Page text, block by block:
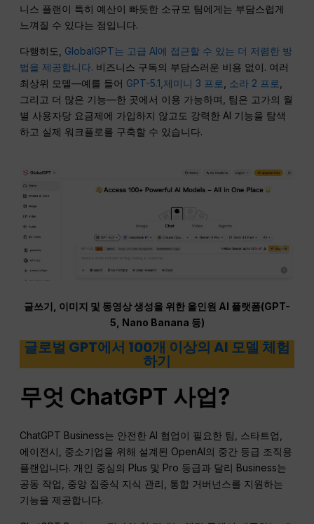
니스 플랜이 특히 예산이 빠듯한 소규모 팀에게는 부담스럽게
느껴질 수 있다는 점입니다.
다행히도, GlobalGPT는 고급 AI에 접근할 수 있는 더 저렴한 방
법을 제공합니다. 비즈니스 구독의 부담스러운 비용 없이. 여러
최상위 모델—예를 들어 GPT-5.1,제미니 3 프로, 소라 2 프로,
그리고 더 많은 기능—한 곳에서 이용 가능하며, 팀은 고가의 월
별 사용자당 요금제에 가입하지 않고도 강력한 AI 기능을 탐색
하고 실제 워크플로를 구축할 수 있습니다.
글쓰기, 이미지 및 동영상 생성을 위한 올인원 AI 플랫폼(GPT-
5, Nano Banana 등)
글로벌 GPT에서 100개 이상의 AI 모델 체험
하기
무엇 ChatGPT 사업?
ChatGPT Business는 안전한 AI 협업이 필요한 팀, 스타트업,
에이전시, 중소기업을 위해 설계된 OpenAI의 중간 등급 조직용
플랜입니다. 개인 중심의 Plus 및 Pro 등급과 달리 Business는
공동 작업, 중앙 집중식 지식 관리, 통합 거버넌스를 지원하는
기능을 제공합니다.